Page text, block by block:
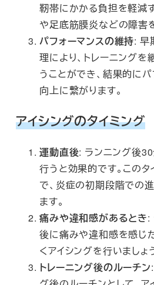
靭帯にかかる負担を軽減
や足底筋膜炎などの障害
パフォーマンスの維持: 早
理により、トレーニング
うことができ、結果的に
向上に繋がります。
アイシングのタイミング
運動直後: ランニング後
行うと効果的です。この
で、炎症の初期段階での
ます。
痛みや違和感があるとき:
後に痛みや違和感を感じ
くアイシングを行いましょ
トレーニング後のルーチン